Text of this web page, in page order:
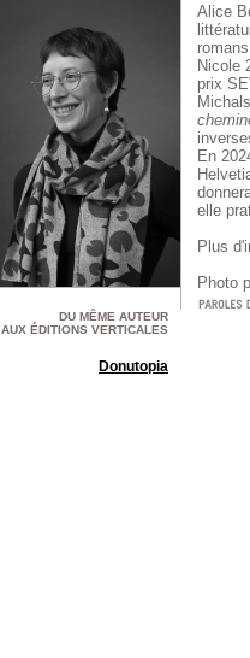
Alice
Nicole
prix
En
elle
Plus
Photo
DU MÊME AUTEUR
AUX ÉDITIONS VERTICALES
Donutopia